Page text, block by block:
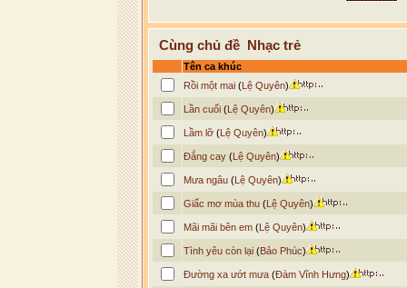
Cùng chủ đề Nhạc trẻ
Tên ca khúc
Rồi một mai(Lệ Quyên)
Lần cuối(Lệ Quyên)
Lầm lỡ(Lệ Quyên)
Đắng cay(Lệ Quyên)
Mưa ngâu(Lệ Quyên)
Giấc mơ mùa thu(Lệ Quyên)
Mãi mãi bên em(Lệ Quyên)
Tình yêu còn lại(Bảo Phúc)
Đường xa ướt mưa(Đàm Vĩnh Hưng)